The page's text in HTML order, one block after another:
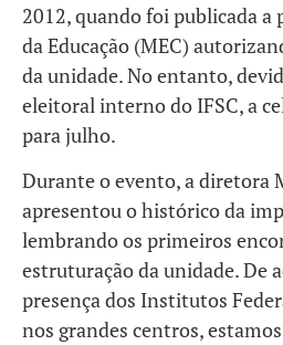
2012, quando foi publicada
da Educação (MEC)
da unidade. No entanto,
eleitoral interno do IFSC, a
para julho.
Durante o evento, a diretora
apresentou o histórico da
lembrando os primeiros
estruturação da unidade. De
presença dos Institutos
nos grandes centros,